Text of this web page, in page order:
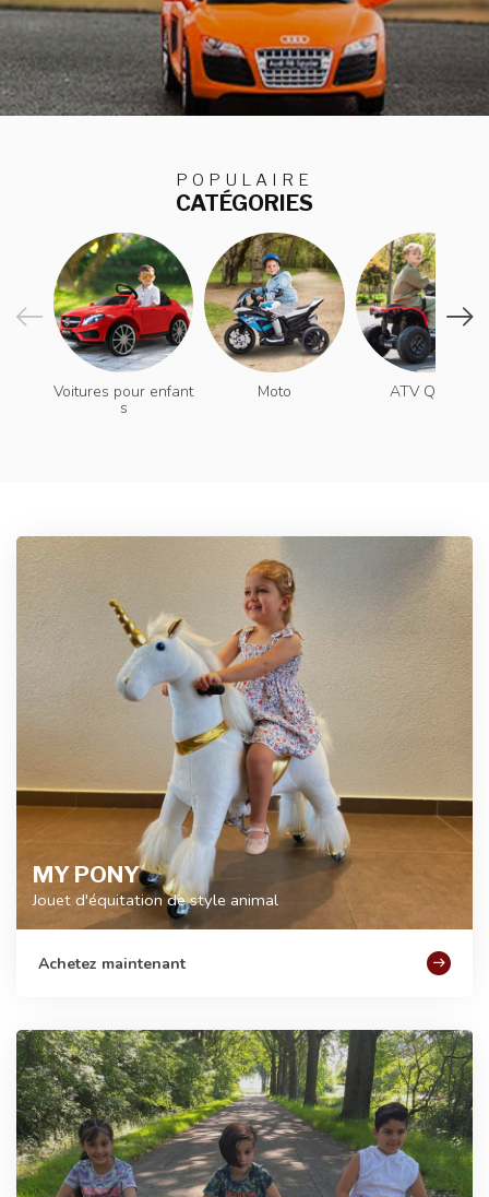
POPULAIRE
CATÉGORIES
Voitures pour enfant
s
Moto ATV Quad
MY PONY
Jouet d'équitation de style animal
Achetez maintenant